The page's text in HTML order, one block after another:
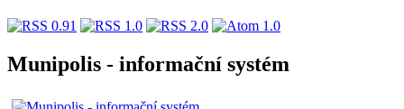
Munipolis - informační systém